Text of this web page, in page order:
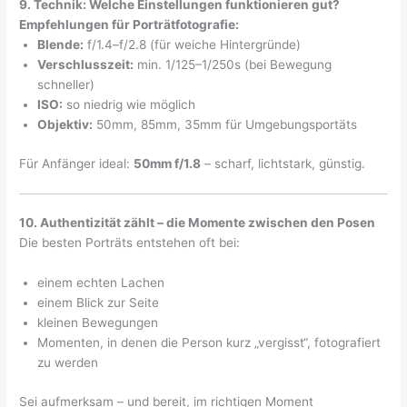
9. Technik: Welche Einstellungen funktionieren gut?
Empfehlungen für Porträtfotografie:
Blende: f/1.4–f/2.8 (für weiche Hintergründe)
Verschlusszeit: min. 1/125–1/250s (bei Bewegung
schneller)
ISO: so niedrig wie möglich
Objektiv: 50mm, 85mm, 35mm für Umgebungsportäts
Für Anfänger ideal: 50mm f/1.8 – scharf, lichtstark, günstig.
10. Authentizität zählt – die Momente zwischen den Posen
Die besten Porträts entstehen oft bei:
einem echten Lachen
einem Blick zur Seite
kleinen Bewegungen
Momenten, in denen die Person kurz „vergisst“, fotografiert
zu werden
Sei aufmerksam – und bereit, im richtigen Moment